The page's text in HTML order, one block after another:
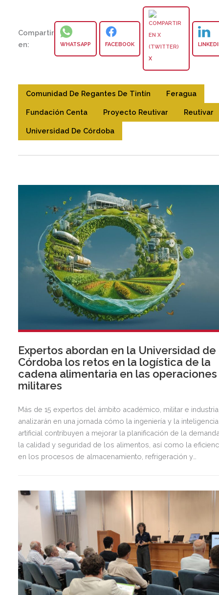
Compartir
en:
WHATSAPP FACEBOOK
X
Comunidad De Regantes De Tintín Feragua
Fundación Centa Proyecto Reutivar Reutivar
Universidad De Córdoba
Expertos abordan en la Universidad de
Córdoba los retos en la logística de la
cadena alimentaria en las operaciones
militares
Más de 15 expertos del ámbito académico, militar e
analizarán en una jornada cómo la ingeniería y la inteligencia
artificial contribuyen a mejorar la planificación de la
la calidad y seguridad de los alimentos, así como la
en los procesos de almacenamiento, refrigeración y